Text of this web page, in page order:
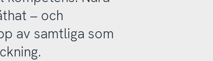
– och
av samtliga som